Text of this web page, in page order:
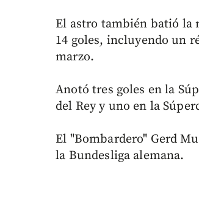
El astro también batió la
14 goles, incluyendo un
marzo.
Anotó tres goles en la
del Rey y uno en la
El "Bombardero" Gerd
la Bundesliga alemana.